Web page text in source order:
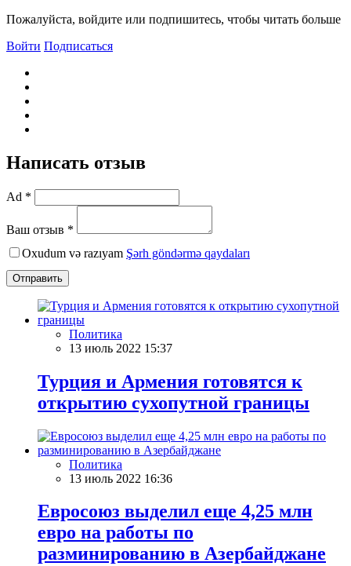
Пожалуйста, войдите или подпишитесь, чтобы читать больше
Войти Подписаться
Написать отзыв
Ad *
Ваш отзыв *
Oxudum və razıyam Şərh göndərmə qaydaları
Отправить
Политика
13 июль 2022 15:37
Турция и Армения готовятся к
открытию сухопутной границы
Политика
13 июль 2022 16:36
Евросоюз выделил еще 4,25 млн
евро на работы по
разминированию в Азербайджане